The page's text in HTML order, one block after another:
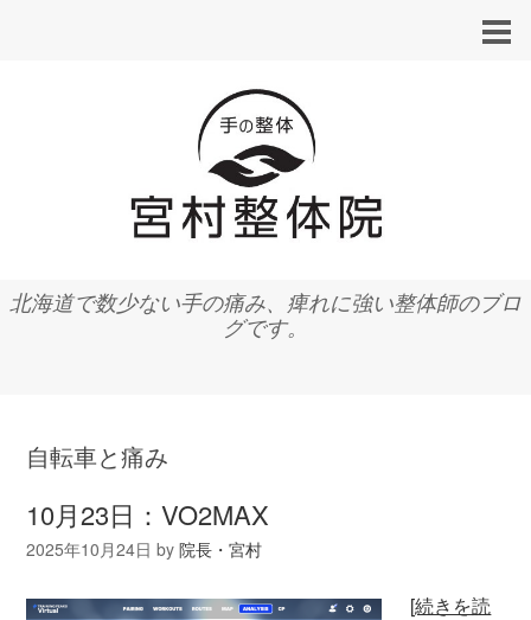
北海道で数少ない手の痛み、痺れに強い整体師のブロ
グです。
自転車と痛み
10月23日：VO2MAX
2025年10月24日 by院長・宮村
[続きを読